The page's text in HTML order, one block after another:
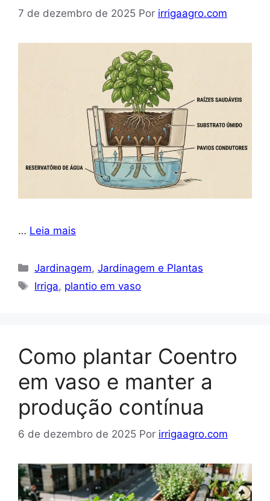
7 de dezembro de 2025 Por irrigaagro.com
… Leia mais
Categorias
Jardinagem,Jardinagem e Plantas
Tags
Irriga, plantio em vaso
Como plantar Coentro
em vaso e manter a
produção contínua
6 de dezembro de 2025 Por irrigaagro.com